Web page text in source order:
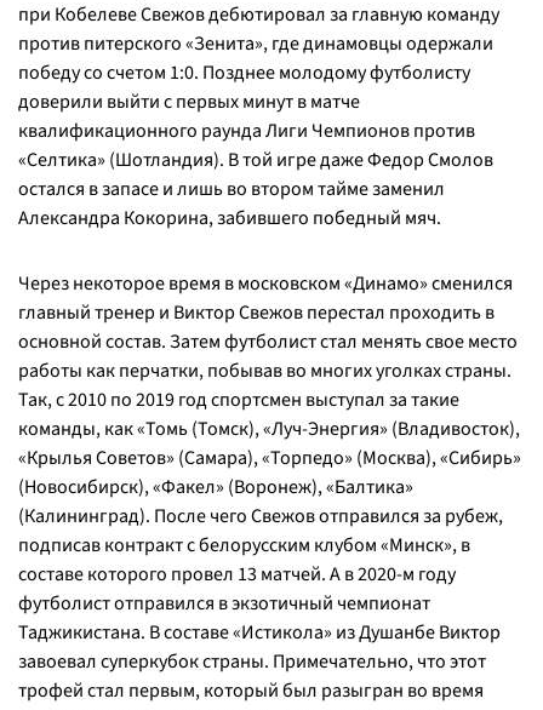
при Кобелеве Свежов дебютировал за главную команду
против питерского «Зенита», где динамовцы одержали
победу со счетом 1:0. Позднее молодому футболисту
доверили выйти с первых минут в матче
квалификационного раунда Лиги Чемпионов против
«Селтика» (Шотландия). В той игре даже Федор Смолов
остался в запасе и лишь во втором тайме заменил
Александра Кокорина, забившего победный мяч.
Через некоторое время в московском «Динамо» сменился
главный тренер и Виктор Свежов перестал проходить в
основной состав. Затем футболист стал менять свое место
работы как перчатки, побывав во многих уголках страны.
Так, с 2010 по 2019 год спортсмен выступал за такие
команды, как «Томь (Томск), «Луч-Энергия» (Владивосток),
«Крылья Советов» (Самара), «Торпедо» (Москва), «Сибирь»
(Новосибирск), «Факел» (Воронеж), «Балтика»
(Калининград). После чего Свежов отправился за рубеж,
подписав контракт с белорусским клубом «Минск», в
составе которого провел 13 матчей. А в 2020-м году
футболист отправился в экзотичный чемпионат
Таджикистана. В составе «Истикола» из Душанбе Виктор
завоевал суперкубок страны. Примечательно, что этот
трофей стал первым, который был разыгран во время